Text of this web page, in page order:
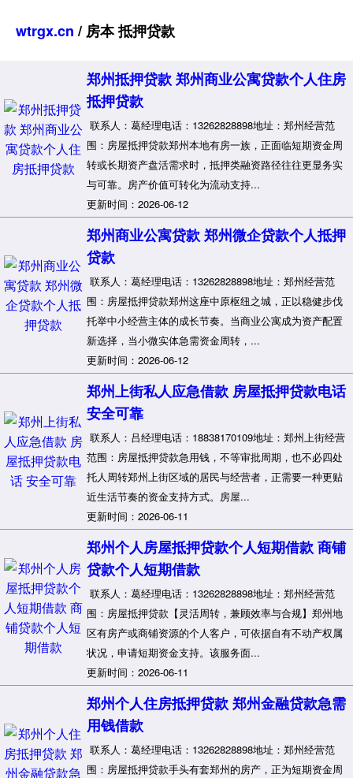
wtrgx.cn / 房本 抵押贷款
郑州抵押贷款 郑州商业公寓贷款个人住房
抵押贷款
联系人：葛经理电话：13262828898地址：郑州经营范
围：房屋抵押贷款郑州本地有房一族，正面临短期资金周
转或长期资产盘活需求时，抵押类融资路径往往更显务实
与可靠。房产价值可转化为流动支持...
更新时间：2026-06-12
郑州商业公寓贷款 郑州微企贷款个人抵押
贷款
联系人：葛经理电话：13262828898地址：郑州经营范
围：房屋抵押贷款郑州这座中原枢纽之城，正以稳健步伐
托举中小经营主体的成长节奏。当商业公寓成为资产配置
新选择，当小微实体急需资金周转，...
更新时间：2026-06-12
郑州上街私人应急借款 房屋抵押贷款电话
安全可靠
联系人：吕经理电话：18838170109地址：郑州上街经营
范围：房屋抵押贷款急用钱，不等审批周期，也不必四处
托人周转郑州上街区域的居民与经营者，正需要一种更贴
近生活节奏的资金支持方式。房屋...
更新时间：2026-06-11
郑州个人房屋抵押贷款个人短期借款 商铺
贷款个人短期借款
联系人：葛经理电话：13262828898地址：郑州经营范
围：房屋抵押贷款【灵活周转，兼顾效率与合规】郑州地
区有房产或商铺资源的个人客户，可依据自有不动产权属
状况，申请短期资金支持。该服务面...
更新时间：2026-06-11
郑州个人住房抵押贷款 郑州金融贷款急需
用钱借款
联系人：葛经理电话：13262828898地址：郑州经营范
围：房屋抵押贷款手头有套郑州的房产，正为短期资金周